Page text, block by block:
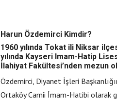
Harun Özdemirci Kimdir?
1960 yılında Tokat ili Niksar
yılında Kayseri Imam-Hatip
İlahiyat Fakültesi’nden mezun
Özdemirci, Diyanet İşleri
Ortaköy Camii İmam-Hatibi olarak